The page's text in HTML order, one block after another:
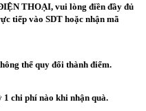
THOẠI, vui lòng điền đầy đủ
tiếp vào SDT hoặc nhận mã
thể quy đổi thành điểm.
chi phí nào khi nhận quà.